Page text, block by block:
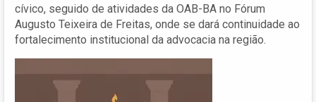
cívico, seguido de atividades da OAB-BA no Fórum
Augusto Teixeira de Freitas, onde se dará continuidade ao
fortalecimento institucional da advocacia na região.